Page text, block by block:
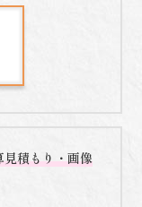
積もり・画像